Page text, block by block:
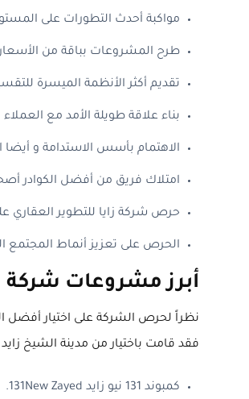
مواكبة أحدث التطورات على
طرح المشروعات بباقة من الأسعار
تقديم أكثر الأنظمة الميسرة
بناء علاقة طويلة الأمد مع
الاهتمام بأسس الاستدامة و أيضا
امتلاك فريق من أفضل الكوادر
حرص شركة زايا للتطوير العقاري
الحرص على تعزيز أنماط المجتمع
أبرز مشروعات شركة
نظراً لحرص الشركة على اختيار أفضل
فقد قامت باختيار من مدينة الشيخ
كمبوند 131 نيو زايد 131New Zayed.